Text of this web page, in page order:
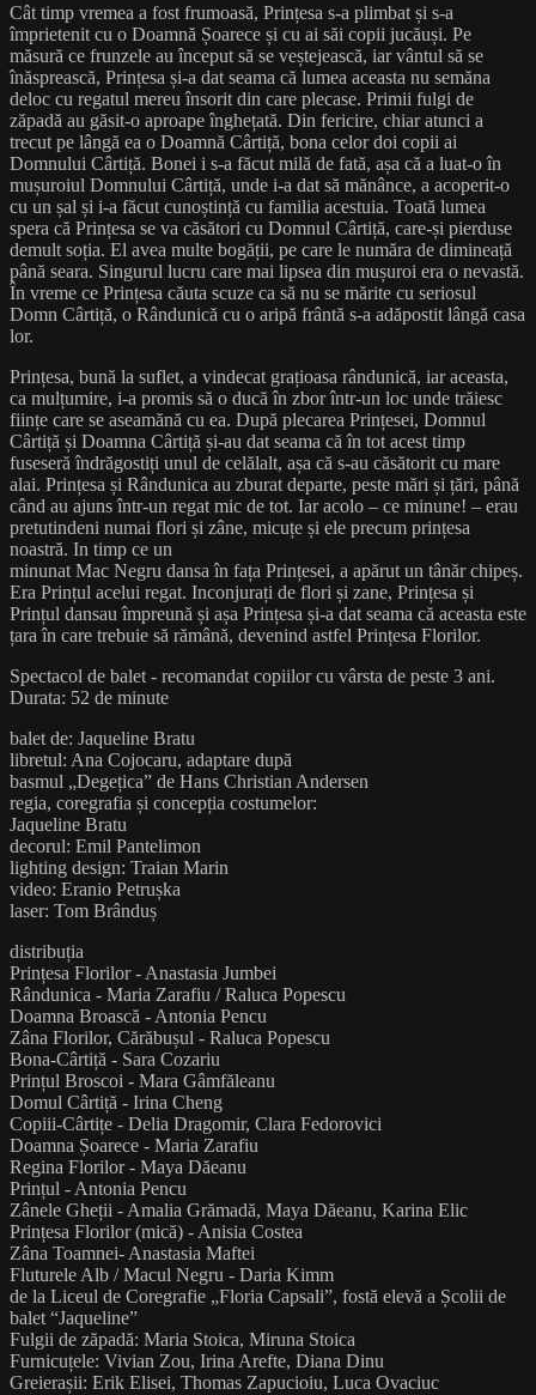
Cât timp vremea a fost frumoasă, Prințesa s-a plimbat și s-a
împrietenit cu o Doamnă Șoarece și cu ai săi copii jucăuși. Pe
măsură ce frunzele au început să se veștejească, iar vântul să se
înăsprească, Prințesa și-a dat seama că lumea aceasta nu semăna
deloc cu regatul mereu însorit din care plecase. Primii fulgi de
zăpadă au găsit-o aproape înghețată. Din fericire, chiar atunci a
trecut pe lângă ea o Doamnă Cârtiță, bona celor doi copii ai
Domnului Cârtiță. Bonei i s-a făcut milă de fată, așa că a luat-o în
mușuroiul Domnului Cârtiță, unde i-a dat să mănânce, a acoperit-o
cu un șal și i-a făcut cunoștință cu familia acestuia. Toată lumea
spera că Prințesa se va căsători cu Domnul Cârtiță, care-și pierduse
demult soția. El avea multe bogății, pe care le număra de dimineață
până seara. Singurul lucru care mai lipsea din mușuroi era o nevastă.
În vreme ce Prințesa căuta scuze ca să nu se mărite cu seriosul
Domn Cârtiță, o Rândunică cu o aripă frântă s-a adăpostit lângă casa
lor.
Prințesa, bună la suflet, a vindecat grațioasa rândunică, iar aceasta,
ca mulțumire, i-a promis să o ducă în zbor într-un loc unde trăiesc
ființe care se aseamănă cu ea. După plecarea Prințesei, Domnul
Cârtiță și Doamna Cârtiță și-au dat seama că în tot acest timp
fuseseră îndrăgostiți unul de celălalt, așa că s-au căsătorit cu mare
alai. Prințesa și Rândunica au zburat departe, peste mări și țări, până
când au ajuns într-un regat mic de tot. Iar acolo – ce minune! – erau
pretutindeni numai flori și zâne, micuțe și ele precum prințesa
noastră. In timp ce un
minunat Mac Negru dansa în fața Prințesei, a apărut un tânăr chipeș.
Era Prințul acelui regat. Inconjurați de flori și zane, Prințesa și
Prințul dansau împreună și așa Prințesa și-a dat seama că aceasta este
țara în care trebuie să rămână, devenind astfel Prințesa Florilor.
Spectacol de balet - recomandat copiilor cu vârsta de peste 3 ani.
Durata: 52 de minute
balet de: Jaqueline Bratu
libretul: Ana Cojocaru, adaptare după
basmul „Degețica” de Hans Christian Andersen
regia, coregrafia și concepția costumelor:
Jaqueline Bratu
decorul: Emil Pantelimon
lighting design: Traian Marin
video: Eranio Petrușka
laser: Tom Brânduș
distribuția
Prințesa Florilor - Anastasia Jumbei
Rândunica - Maria Zarafiu / Raluca Popescu
Doamna Broască - Antonia Pencu
Zâna Florilor, Cărăbușul - Raluca Popescu
Bona-Cârtiță - Sara Cozariu
Prințul Broscoi - Mara Gâmfăleanu
Domul Cârtiță - Irina Cheng
Copiii-Cârtițe - Delia Dragomir, Clara Fedorovici
Doamna Șoarece - Maria Zarafiu
Regina Florilor - Maya Dăeanu
Prințul - Antonia Pencu
Zânele Gheții - Amalia Grămadă, Maya Dăeanu, Karina Elic
Prințesa Florilor (mică) - Anisia Costea
Zâna Toamnei- Anastasia Maftei
Fluturele Alb / Macul Negru - Daria Kimm
de la Liceul de Coregrafie „Floria Capsali”, fostă elevă a Școlii de
balet “Jaqueline”
Fulgii de zăpadă: Maria Stoica, Miruna Stoica
Furnicuțele: Vivian Zou, Irina Arefte, Diana Dinu
Greierașii: Erik Elisei, Thomas Zapucioiu, Luca Ovaciuc